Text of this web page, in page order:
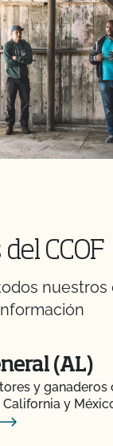
CCOF
nuestros
(AL)
y ganaderos
y